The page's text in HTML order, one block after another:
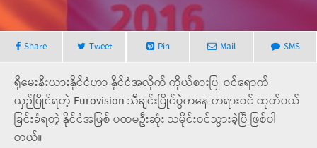
Share Tweet Pin Mail SMS
ရိုမေးနီးယားနိုင်ငံဟာ နိုင်ငံအလိုက် ကိုယ်စားပြု ဝင်ရောက်
ယှဉ်ပြိုင်ရတဲ့ Eurovision သီချင်းပြိုင်ပွဲကနေ တရားဝင် ထုတ်ပယ်
ခြင်းခံရတဲ့ နိုင်ငံအဖြစ် ပထမဦးဆုံး သမိုင်းဝင်သွားခဲ့ပြီ ဖြစ်ပါ
တယ်။